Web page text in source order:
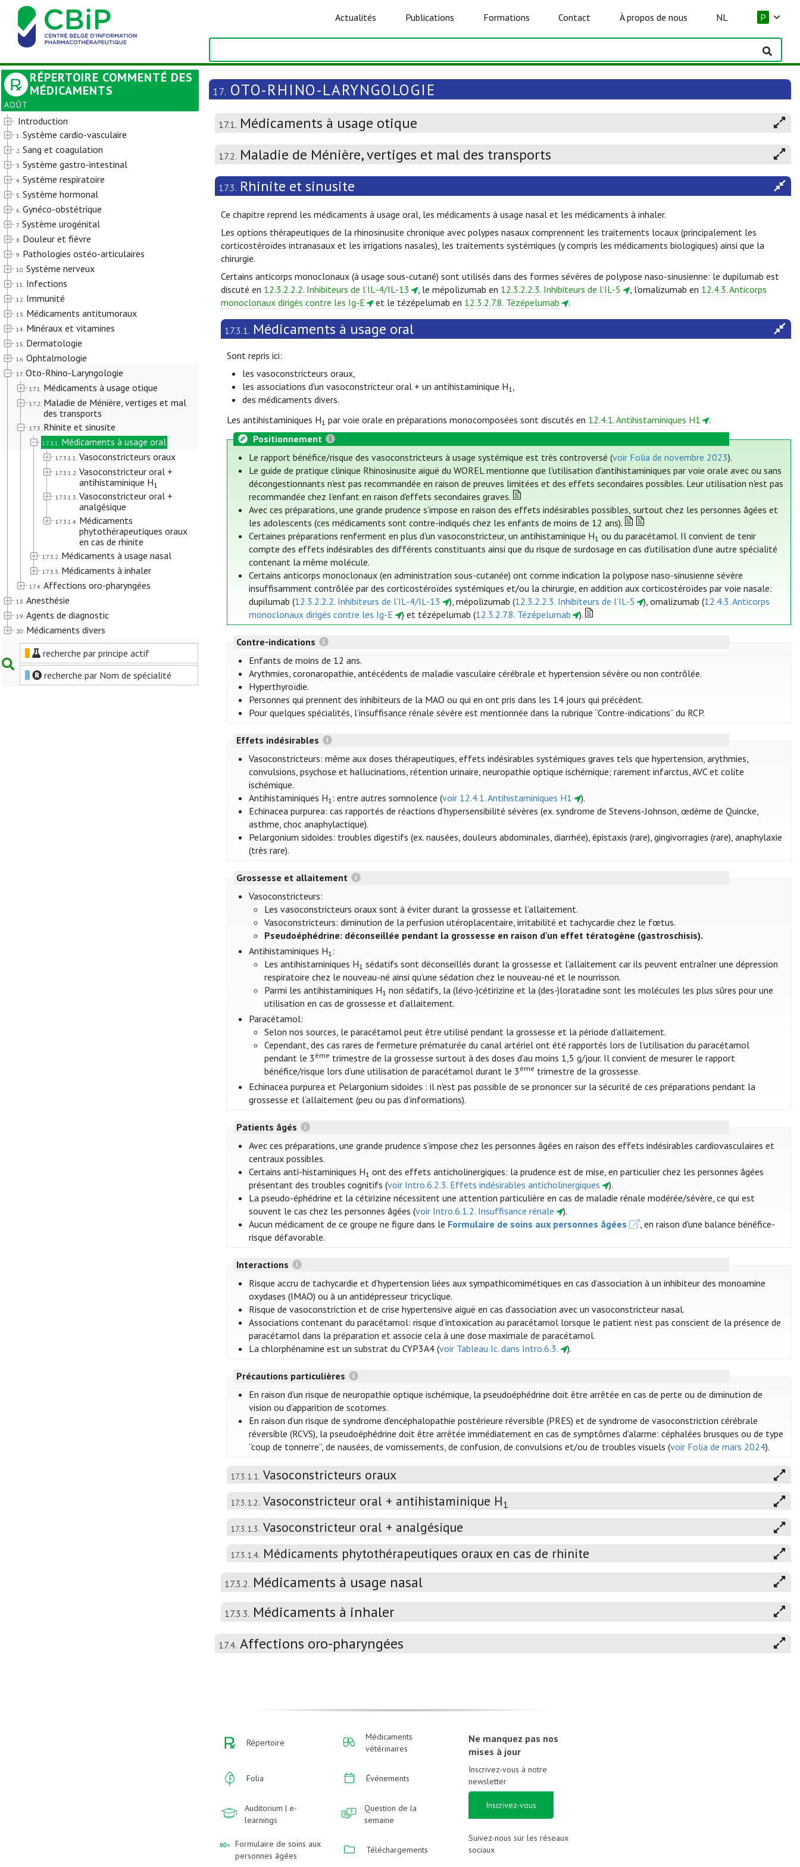
Actualités Publications Formations Contact À propos de nous NL P
RÉPERTOIRE COMMENTÉ DES
MÉDICAMENTS
AOÛT
Introduction
1. Système cardio-vasculaire
2. Sang et coagulation
3. Système gastro-intestinal
4. Système respiratoire
5. Système hormonal
6. Gynéco-obstétrique
7. Système urogénital
8. Douleur et fièvre
9. Pathologies ostéo-articulaires
10. Système nerveux
11. Infections
12. Immunité
13. Médicaments antitumoraux
14. Minéraux et vitamines
15. Dermatologie
16. Ophtalmologie
17. Oto-Rhino-Laryngologie
17.1. Médicaments à usage otique
17.2. Maladie de Ménière, vertiges et mal
des transports
17.3. Rhinite et sinusite
17.3.1. Médicaments à usage oral
17.3.1.1. Vasoconstricteurs oraux
17.3.1.2. Vasoconstricteur oral +
antihistaminique H1
17.3.1.3. Vasoconstricteur oral +
analgésique
17.3.1.4. Médicaments
phytothérapeutiques oraux
en cas de rhinite
17.3.2. Médicaments à usage nasal
17.3.3. Médicaments à inhaler
17.4. Affections oro-pharyngées
18. Anesthésie
19. Agents de diagnostic
20. Médicaments divers
recherche par principe actif
recherche par Nom de spécialité
17. OTO-RHINO-LARYNGOLOGIE
17.1. Médicaments à usage otique
17.2. Maladie de Ménière, vertiges et mal des transports
17.3. Rhinite et sinusite
Ce chapitre reprend les médicaments à usage oral, les médicaments à usage nasal et les médicaments à inhaler.
Les options thérapeutiques de la rhinosinusite chronique avec polypes nasaux comprennent les traitements locaux (principalement les
corticostéroïdes intranasaux et les irrigations nasales), les traitements systémiques (y compris les médicaments biologiques) ainsi que la
chirurgie.
Certains anticorps monoclonaux (à usage sous-cutané) sont utilisés dans des formes sévères de polypose naso-sinusienne: le dupilumab est
discuté en 12.3.2.2.2. Inhibiteurs de l’IL-4/IL-13 , le mépolizumab en 12.3.2.2.3. Inhibiteurs de l’IL-5 , l’omalizumab en 12.4.3. Anticorps
monoclonaux dirigés contre les Ig-E
et le tézépelumab en 12.3.2.7.8. Tézépelumab .
17.3.1. Médicaments à usage oral
Sont repris ici:
les vasoconstricteurs oraux,
les associations d'un vasoconstricteur oral + un antihistaminique H1,
des médicaments divers.
Les antihistaminiques H1 par voie orale en préparations monocomposées sont discutés en 12.4.1. Antihistaminiques H1
.
Positionnement
Le rapport bénéfice/risque des vasoconstricteurs à usage systémique est très controversé (voir Folia de novembre 2023).
Le guide de pratique clinique Rhinosinusite aiguë du WOREL mentionne que l'utilisation d'antihistaminiques par voie orale avec ou sans
décongestionnants n’est pas recommandée en raison de preuves limitées et des effets secondaires possibles. Leur utilisation n'est pas
recommandée chez l’enfant en raison d'effets secondaires graves.
Avec ces préparations, une grande prudence s’impose en raison des effets indésirables possibles, surtout chez les personnes âgées et
les adolescents (ces médicaments sont contre-indiqués chez les enfants de moins de 12 ans).
Certaines préparations renferment en plus d'un vasoconstricteur, un antihistaminique H1 ou du paracétamol. Il convient de tenir
compte des effets indésirables des différents constituants ainsi que du risque de surdosage en cas d’utilisation d’une autre spécialité
contenant la même molécule.
Certains anticorps monoclonaux (en administration sous-cutanée) ont comme indication la polypose naso-sinusienne sévère
insuffisamment contrôlée par des corticostéroïdes systémiques et/ou la chirurgie, en addition aux corticostéroïdes par voie nasale:
dupilumab (12.3.2.2.2. Inhibiteurs de l’IL-4/IL-13 ), mépolizumab (12.3.2.2.3. Inhibiteurs de l’IL-5 ), omalizumab (12.4.3. Anticorps
monoclonaux dirigés contre les Ig-E
) et tézépelumab (12.3.2.7.8. Tézépelumab ).
Contre-indications
Enfants de moins de 12 ans.
Arythmies, coronaropathie, antécédents de maladie vasculaire cérébrale et hypertension sévère ou non contrôlée.
Hyperthyroïdie.
Personnes qui prennent des inhibiteurs de la MAO ou qui en ont pris dans les 14 jours qui précèdent.
Pour quelques spécialités, l’insuffisance rénale sévère est mentionnée dans la rubrique “Contre-indications” du RCP.
Effets indésirables
Vasoconstricteurs: même aux doses thérapeutiques, effets indésirables systémiques graves tels que hypertension, arythmies,
convulsions, psychose et hallucinations, rétention urinaire, neuropathie optique ischémique; rarement infarctus, AVC et colite
ischémique.
Antihistaminiques H1: entre autres somnolence (voir 12.4.1. Antihistaminiques H1
).
Echinacea purpurea: cas rapportés de réactions d’hypersensibilité sévères (ex. syndrome de Stevens-Johnson, œdème de Quincke,
asthme, choc anaphylactique).
Pelargonium sidoides: troubles digestifs (ex. nausées, douleurs abdominales, diarrhée), épistaxis (rare), gingivorragies (rare), anaphylaxie
(très rare).
Grossesse et allaitement
Vasoconstricteurs:
Les vasoconstricteurs oraux sont à éviter durant la grossesse et l’allaitement.
Vasoconstricteurs: diminution de la perfusion utéroplacentaire, irritabilité et tachycardie chez le fœtus.
Pseudoéphédrine: déconseillée pendant la grossesse en raison d'un effet tératogène (gastroschisis).
Antihistaminiques H1:
Les antihistaminiques H1 sédatifs sont déconseillés durant la grossesse et l’allaitement car ils peuvent entraîner une dépression
respiratoire chez le nouveau-né ainsi qu’une sédation chez le nouveau-né et le nourrisson.
Parmi les antihistaminiques H1 non sédatifs, la (lévo-)cétirizine et la (des-)loratadine sont les molécules les plus sûres pour une
utilisation en cas de grossesse et d’allaitement.
Paracétamol:
Selon nos sources, le paracétamol peut être utilisé pendant la grossesse et la période d’allaitement.
Cependant, des cas rares de fermeture prématurée du canal artériel ont été rapportés lors de l’utilisation du paracétamol
pendant le 3 ème trimestre de la grossesse surtout à des doses d’au moins 1,5 g/jour. Il convient de mesurer le rapport
bénéfice/risque lors d’une utilisation de paracétamol durant le 3 ème trimestre de la grossesse.
Echinacea purpurea et Pelargonium sidoides : il n'est pas possible de se prononcer sur la sécurité de ces préparations pendant la
grossesse et l’allaitement (peu ou pas d’informations).
Patients âgés
Avec ces préparations, une grande prudence s’impose chez les personnes âgées en raison des effets indésirables cardiovasculaires et
centraux possibles.
Certains anti-histaminiques H1 ont des effets anticholinergiques: la prudence est de mise, en particulier chez les personnes âgées
présentant des troubles cognitifs (voir Intro.6.2.3. Effets indésirables anticholinergiques
).
La pseudo-éphédrine et la cétirizine nécessitent une attention particulière en cas de maladie rénale modérée/sévère, ce qui est
souvent le cas chez les personnes âgées (voir Intro.6.1.2. Insuffisance rénale
).
Aucun médicament de ce groupe ne figure dans le Formulaire de soins aux personnes âgées
, en raison d'une balance bénéfice-
risque défavorable.
Interactions
Risque accru de tachycardie et d'hypertension liées aux sympathicomimétiques en cas d’association à un inhibiteur des monoamine
oxydases (IMAO) ou à un antidépresseur tricyclique.
Risque de vasoconstriction et de crise hypertensive aiguë en cas d’association avec un vasoconstricteur nasal.
Associations contenant du paracétamol: risque d’intoxication au paracétamol lorsque le patient n’est pas conscient de la présence de
paracétamol dans la préparation et associe cela à une dose maximale de paracétamol.
La chlorphénamine est un substrat du CYP3A4 (voir Tableau Ic. dans Intro.6.3. ).
Précautions particulières
En raison d’un risque de neuropathie optique ischémique, la pseudoéphédrine doit être arrêtée en cas de perte ou de diminution de
vision ou d’apparition de scotomes.
En raison d’un risque de syndrome d’encéphalopathie postérieure réversible (PRES) et de syndrome de vasoconstriction cérébrale
réversible (RCVS), la pseudoéphédrine doit être arrêtée immédiatement en cas de symptômes d’alarme: céphalées brusques ou de type
“coup de tonnerre”, de nausées, de vomissements, de confusion, de convulsions et/ou de troubles visuels (voir Folia de mars 2024).
17.3.1.1. Vasoconstricteurs oraux
17.3.1.2. Vasoconstricteur oral + antihistaminique H1
17.3.1.3. Vasoconstricteur oral + analgésique
17.3.1.4. Médicaments phytothérapeutiques oraux en cas de rhinite
17.3.2. Médicaments à usage nasal
17.3.3. Médicaments à inhaler
17.4. Affections oro-pharyngées
Répertoire
Folia
Auditorium | e-
learnings
Formulaire de soins aux
personnes âgées
Médicaments
vétérinaires
Événements
Question de la
semaine
Téléchargements
Ne manquez pas nos
mises à jour
Inscrivez-vous à notre
newsletter
Inscrivez-vous
Suivez-nous sur les réseaux
sociaux